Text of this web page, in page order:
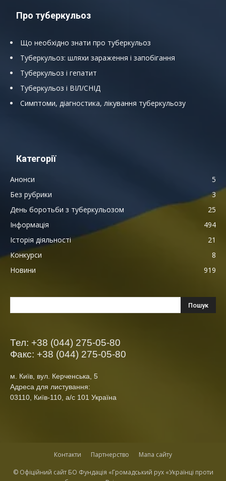
Про туберкульоз
Що необхідно знати про туберкульоз
Туберкульоз: шляхи зараження і запобігання
Туберкульоз і гепатит
Туберкульоз і ВІЛ/СНІД
Симптоми, діагностика, лікування туберкульозу
Категорії
Анонси
5
Без рубрики
3
День боротьби з туберкульозом
25
Інформація
494
Історія діяльності
21
Конкурси
8
Новини
919
Тел: +38 (044) 275-05-80
Факс: +38 (044) 275-05-80
м. Київ, вул. Керченська, 5
Адреса для листування:
03110, Київ-110, а/с 101 Україна
Контакти Партнерство Мапа сайту
© Офіційний сайт БО Фундація «Громадський рух «Українці проти